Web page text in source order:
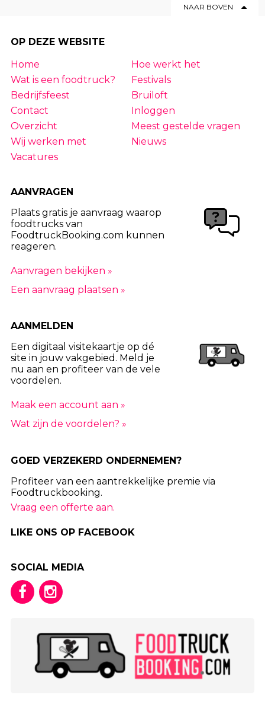
NAAR BOVEN
OP DEZE WEBSITE
Home
Hoe werkt het
Wat is een foodtruck?
Festivals
Bedrijfsfeest
Bruiloft
Contact
Inloggen
Overzicht
Meest gestelde vragen
Wij werken met
Nieuws
Vacatures
AANVRAGEN
Plaats gratis je aanvraag waarop
foodtrucks van
FoodtruckBooking.com kunnen
reageren.
Aanvragen bekijken »
Een aanvraag plaatsen »
AANMELDEN
Een digitaal visitekaartje op dé
site in jouw vakgebied. Meld je
nu aan en profiteer van de vele
voordelen.
Maak een account aan »
Wat zijn de voordelen? »
GOED VERZEKERD ONDERNEMEN?
Profiteer van een aantrekkelijke premie via
Foodtruckbooking.
Vraag een offerte aan.
LIKE ONS OP FACEBOOK
SOCIAL MEDIA